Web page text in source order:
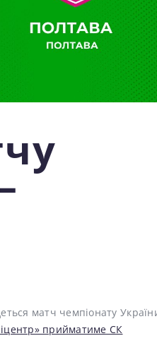
матч чемпіонату
прийматиме СК